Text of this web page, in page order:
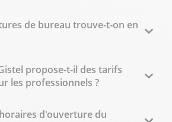
de bureau trouve-t-on en
propose-t-il des tarifs
les professionnels ?
d'ouverture du